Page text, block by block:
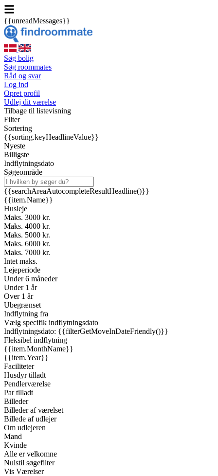
{{unreadMessages}}
Søg bolig
Søg roommates
Råd og svar
Log ind
Opret profil
Udlej dit værelse
Tilbage til listevisning
Filter
Sortering
{{sorting.keyHeadlineValue}}
Nyeste
Billigste
Indflytningsdato
Søgeområde
{{searchAreaAutocompleteResultHeadline()}}
{{item.Name}}
Husleje
Maks. 3000 kr.
Maks. 4000 kr.
Maks. 5000 kr.
Maks. 6000 kr.
Maks. 7000 kr.
Intet maks.
Lejeperiode
Under 6 måneder
Under 1 år
Over 1 år
Ubegrænset
Indflytning fra
Vælg specifik indflytningsdato
Indflytningsdato: {{filterGetMoveInDateFriendly()}}
Fleksibel indflytning
{{item.MonthName}}
{{item.Year}}
Faciliteter
Husdyr tilladt
Pendlerværelse
Par tilladt
Billeder
Billeder af værelset
Billede af udlejer
Om udlejeren
Mand
Kvinde
Alle er velkomne
Nulstil søgefilter
Vis Værelser